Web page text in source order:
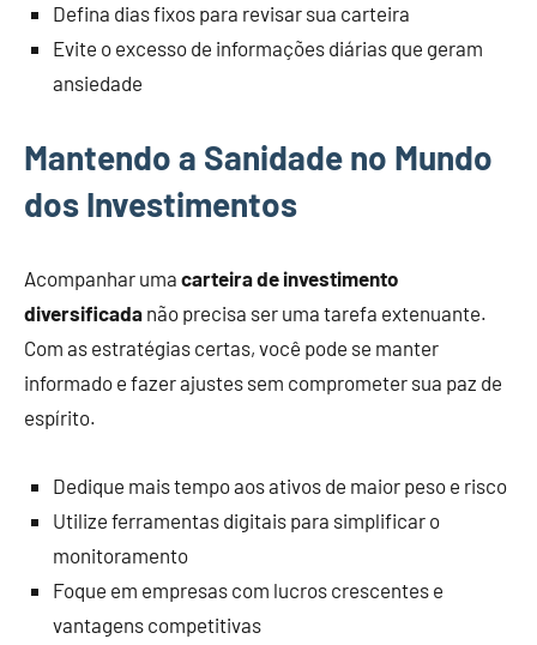
Defina dias fixos para revisar sua carteira
Evite o excesso de informações diárias que geram
ansiedade
Mantendo a Sanidade no Mundo
dos Investimentos
Acompanhar uma carteira de investimento
diversificada não precisa ser uma tarefa extenuante.
Com as estratégias certas, você pode se manter
informado e fazer ajustes sem comprometer sua paz de
espírito.
Dedique mais tempo aos ativos de maior peso e risco
Utilize ferramentas digitais para simplificar o
monitoramento
Foque em empresas com lucros crescentes e
vantagens competitivas